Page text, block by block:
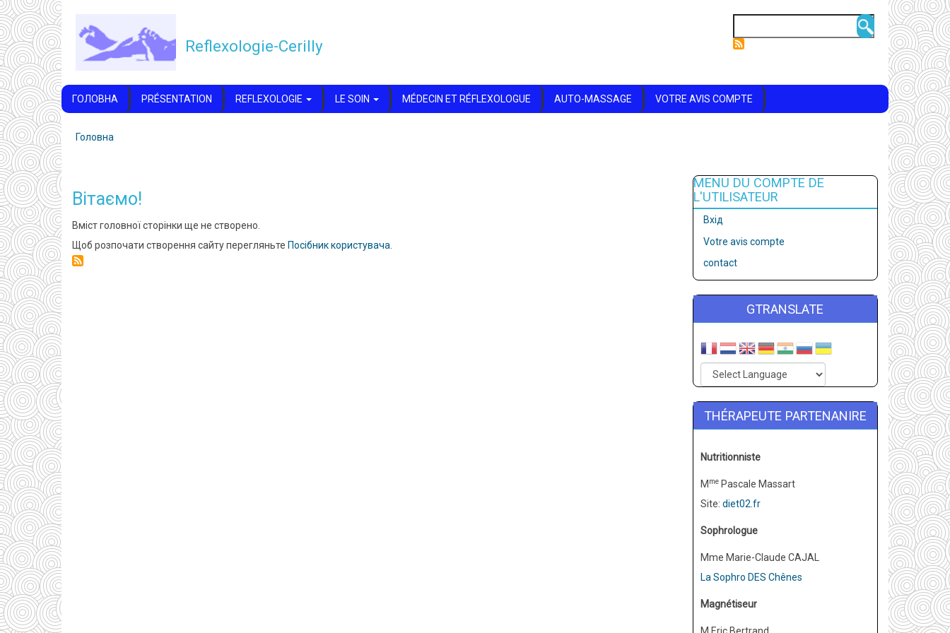
Перейти
до
основного
вмісту
Reflexologie-Cerilly
NAVIGATION
PRINCIPALE
ГОЛОВНА PRÉSENTATION REFLEXOLOGIE LE SOIN MÉDECIN ET RÉFLEXOLOGUE AUTO-MASSAGE VOTRE AVIS COMPTE
Головна
Вітаємо!
Вміст головної сторінки ще не створено.
Щоб розпочати створення сайту перегляньте Посібник користувача
MENU DU COMPTE DE
L'UTILISATEUR
Вхід
Votre avis compte
contact
GTRANSLATE
THÉRAPEUTE PARTENANIRE
Nutritionniste
M mePascale Massart
Site: diet02.fr
Sophrologue
Mme Marie-Claude CAJAL
La Sophro DES Chênes
Magnétiseur